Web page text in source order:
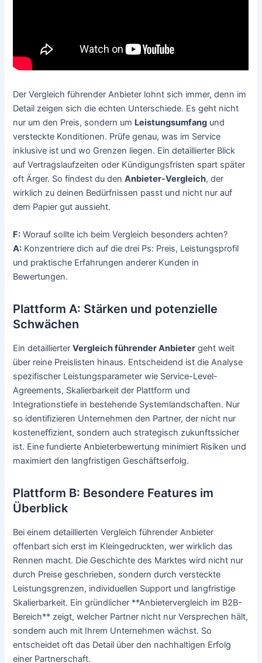
Der Vergleich führender Anbieter lohnt sich immer, denn im
Detail zeigen sich die echten Unterschiede. Es geht nicht
nur um den Preis, sondern um Leistungsumfang und
versteckte Konditionen. Prüfe genau, was im Service
inklusive ist und wo Grenzen liegen. Ein detaillierter Blick
auf Vertragslaufzeiten oder Kündigungsfristen spart später
oft Ärger. So findest du denAnbieter-Vergleich, der
wirklich zu deinen Bedürfnissen passt und nicht nur auf
dem Papier gut aussieht.
F: Worauf sollte ich beim Vergleich besonders achten?
A: Konzentriere dich auf die drei Ps: Preis, Leistungsprofil
und praktische Erfahrungen anderer Kunden in
Bewertungen.
Plattform A: Stärken und potenzielle
Schwächen
Ein detaillierterVergleich führender Anbieter geht weit
über reine Preislisten hinaus. Entscheidend ist die Analyse
spezifischer Leistungsparameter wie Service-Level-
Agreements, Skalierbarkeit der Plattform und
Integrationstiefe in bestehende Systemlandschaften. Nur
so identifizieren Unternehmen den Partner, der nicht nur
kosteneffizient, sondern auch strategisch zukunftssicher
ist. Eine fundierte Anbieterbewertung minimiert Risiken und
maximiert den langfristigen Geschäftserfolg.
Plattform B: Besondere Features im
Überblick
Bei einem detaillierten Vergleich führender Anbieter
offenbart sich erst im Kleingedruckten, wer wirklich das
Rennen macht. Die Geschichte des Marktes wird nicht nur
durch Preise geschrieben, sondern durch versteckte
Leistungsgrenzen, individuellen Support und langfristige
Skalierbarkeit. Ein gründlicher **Anbietervergleich im B2B-
Bereich** zeigt, welcher Partner nicht nur Versprechen hält,
sondern auch mit Ihrem Unternehmen wächst. So
entscheidet oft das Detail über den nachhaltigen Erfolg
einer Partnerschaft.